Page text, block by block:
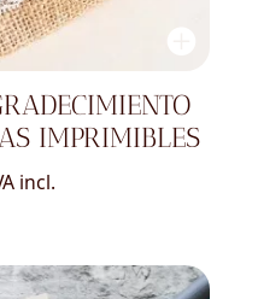
IMPRIMIBLES
incl.